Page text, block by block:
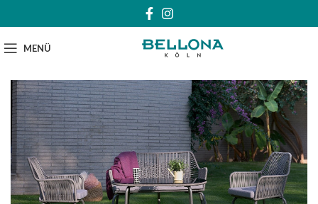
MENÜ